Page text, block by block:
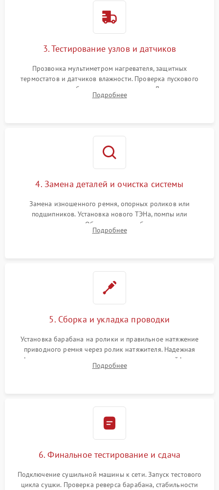
3. Тестирование узлов и датчиков
Прозвонка мультиметром нагревателя, защитных
термостатов и датчиков влажности. Проверка пускового
конденсатора, обмоток мотора и помпы. Для машин с
тепловым насосом — диагностика работы компрессора и
Подробнее
4. Замена деталей и очистка системы
Замена изношенного ремня, опорных роликов или
подшипников. Установка нового ТЭНа, помпы или
термодатчиков. Обязательная глубокая очистка
конденсатора, крыльчатки вентилятора и воздуховодов от
Подробнее
5. Сборка и укладка проводки
Установка барабана на ролики и правильное натяжение
приводного ремня через ролик натяжителя. Надежная
фиксация всех узлов, подключение клемм и шлейфов к
модулю управления. Монтаж корпусных панелей, люка и
Подробнее
6. Финальное тестирование и сдача
Подключение сушильной машины к сети. Запуск тестового
цикла сушки. Проверка реверса барабана, стабильности